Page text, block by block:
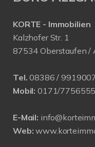
KORTE - Immobilien
Kalzhofer Str. 1
87534 Oberstaufen /
Tel. 08386 /
Mobil: 0171/7756555
E-Mail:
Web: